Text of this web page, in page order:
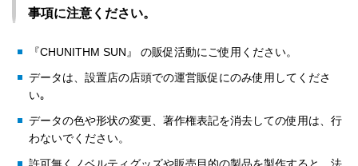
事項に注意ください。
『CHUNITHM SUN』 の販促活動にご使用ください。
データは、設置店の店頭での運営販促にのみ使用してくださ
い｡
データの色や形状の変更、著作権表記を消去しての使用は、行
わないでください。